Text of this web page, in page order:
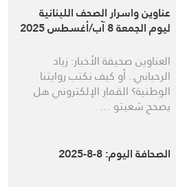
عناوين واسرار الصحف اللبنانية
ليوم الجمعة 8 آب/أغسطس 2025
العناوين صحيفة الأخبار: زياد
الرحباني.. أو كيف نكتب روايتنا
الوطنية؟ القمار الإلكتروني هل
يصحح شعيتو …
الصحافة اليوم: 8-8-2025